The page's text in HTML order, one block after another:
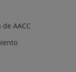
AACC